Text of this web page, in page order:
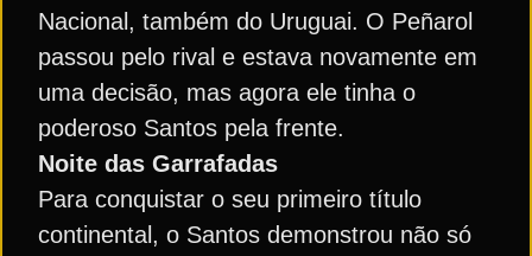
Nacional, também do Uruguai. O Peñarol
passou pelo rival e estava novamente em
uma decisão, mas agora ele tinha o
poderoso Santos pela frente.
Noite das Garrafadas
Para conquistar o seu primeiro título
continental, o Santos demonstrou não só